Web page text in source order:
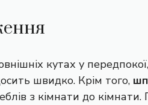
кутах у
швидко. Крім того,
з кімнати до